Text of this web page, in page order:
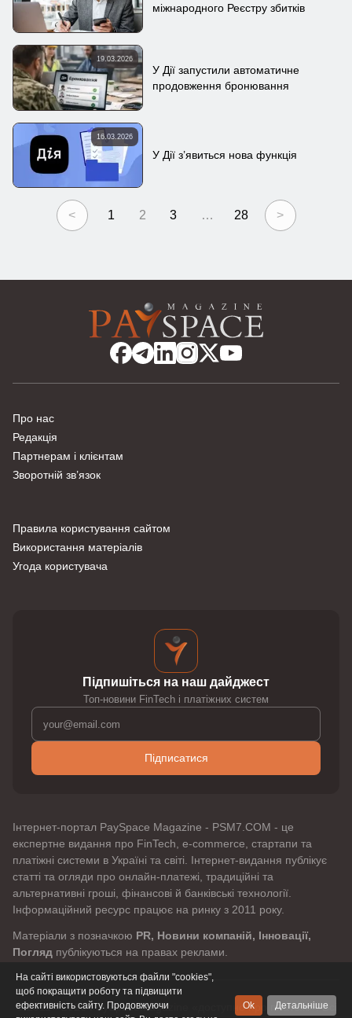
міжнародного Реєстру збитків
19.03.2026
У Дії запустили автоматичне
продовження бронювання
16.03.2026
У Дії з’явиться нова функція
< 1 2 3 … 28 >
Про нас
Редакція
Партнерам і клієнтам
Зворотній зв’язок
Правила користування сайтом
Використання матеріалів
Угода користувача
Підпишіться на наш дайджест
Топ-новини FinTech і платіжних систем
Підписатися
Інтернет-портал PaySpace Magazine - PSM7.COM - це
експертне видання про FinTech, e-commerce, стартапи та
платіжні системи в Україні та світі. Інтернет-видання публікує
статті та огляди про онлайн-платежі, традиційні та
альтернативні гроші, фінансові й банківські технології.
Інформаційний ресурс працює на ринку з 2011 року.
Матеріали з позначкою PR, Новини компаній, Інновації,
Погляд публікуються на правах реклами.
© 2011 - 2026 PaySpaceMagazine «доступно про платежі». Всі
На сайті використовуються файли "cookies",
щоб покращити роботу та підвищити
ефективність сайту. Продовжуючи
Ok Детальніше